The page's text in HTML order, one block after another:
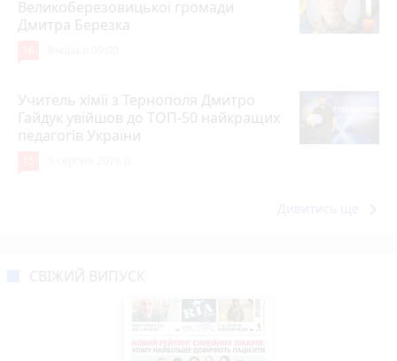
Великоберезовицької громади
Дмитра Березка
Учитель хімії з Тернополя Дмитро
Гайдук увійшов до ТОП-50 найкращих
педагогів України